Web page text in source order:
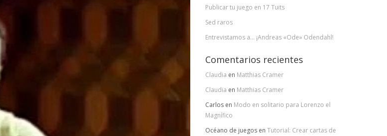
Publicar tu juego en 17 Tuits
Sed raros
Entrevistamos a… ¡Andreas «Ode» Odendahl!
Comentarios recientes
Claudia en Matthias Cramer
Claudia en Matthias Cramer
Carlosen Modo en solitario para Lorenzo el
Magnífico
Océano de juegosen Tutorial: Crear cartas de